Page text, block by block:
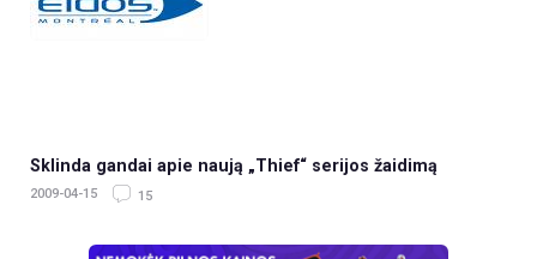
Sklinda gandai apie naują „Thief“ serijos žaidimą
2009-04-15 15